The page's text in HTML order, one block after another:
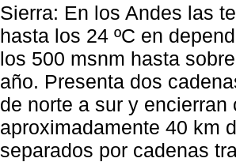
Sierra: En los Andes las
hasta los 24 ºC en
los 500 msnm hasta
año. Presenta dos
de norte a sur y
aproximadamente 40 km
separados por cadenas